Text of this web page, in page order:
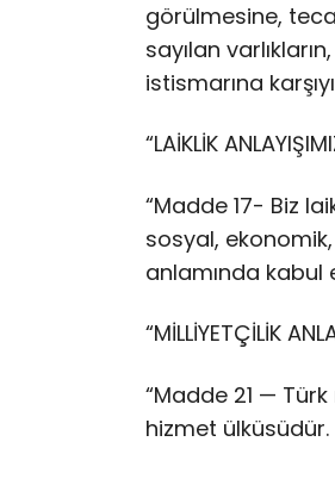
görülmesine,
sayılan
istismarına
“LAİKLİK
“Madde 17- Biz
sosyal,
anlamında kabul
“MİLLİYETÇİLİK
“Madde 21 —
hizmet ülküsüdür.